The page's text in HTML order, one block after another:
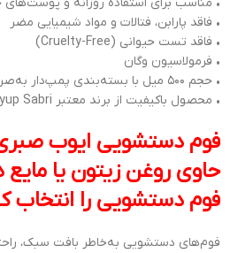
• مناسب برای استفاده روزانه و
• فاقد پارابن، فتالات و مواد شیمیایی مضر
• فاقد تست حیوانی (Cruelty-Free)
• فرمولاسیون وگان
• حجم ۵۰۰ میل با بسته‌بندی پمپ‌دار به‌صرفه و کاربردی
• محصول باکیفیت از برند معتبر Eyup Sabri ترکیه
حاوی روغن زیتون یا
فوم دستشویی را انتخاب
فوم‌های دستشویی به‌خاطر بافت سبک،